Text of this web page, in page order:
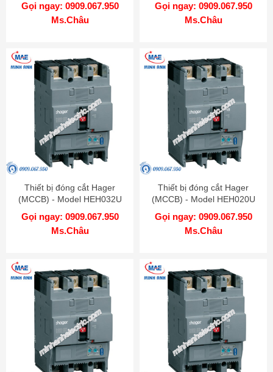
Gọi ngay: 0909.067.950
Ms.Châu
Gọi ngay: 0909.067.950
Ms.Châu
Thiết bị đóng cắt Hager
(MCCB) - Model HEH032U
Gọi ngay: 0909.067.950
Ms.Châu
Thiết bị đóng cắt Hager
(MCCB) - Model HEH020U
Gọi ngay: 0909.067.950
Ms.Châu